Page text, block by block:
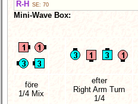
R-H SE: 70
Mini-Wave Box:
före
1/4 Mix
efter
Right Arm Turn
1/4